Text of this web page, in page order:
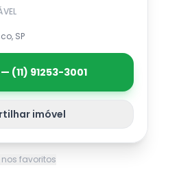
SP
(11) 91253-3001
imóvel
favoritos